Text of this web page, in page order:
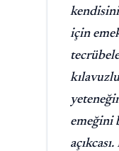
için
emeğini